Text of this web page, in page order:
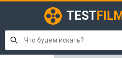
TEST FILM